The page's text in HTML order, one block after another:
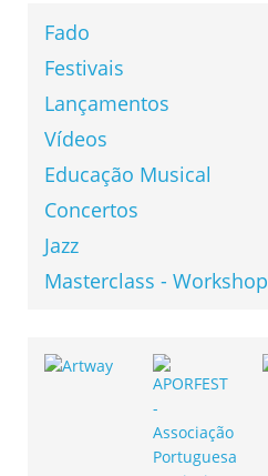
Fado
Festivais
Lançamentos
Vídeos
Educação Musical
Concertos
Jazz
Masterclass - Workshop